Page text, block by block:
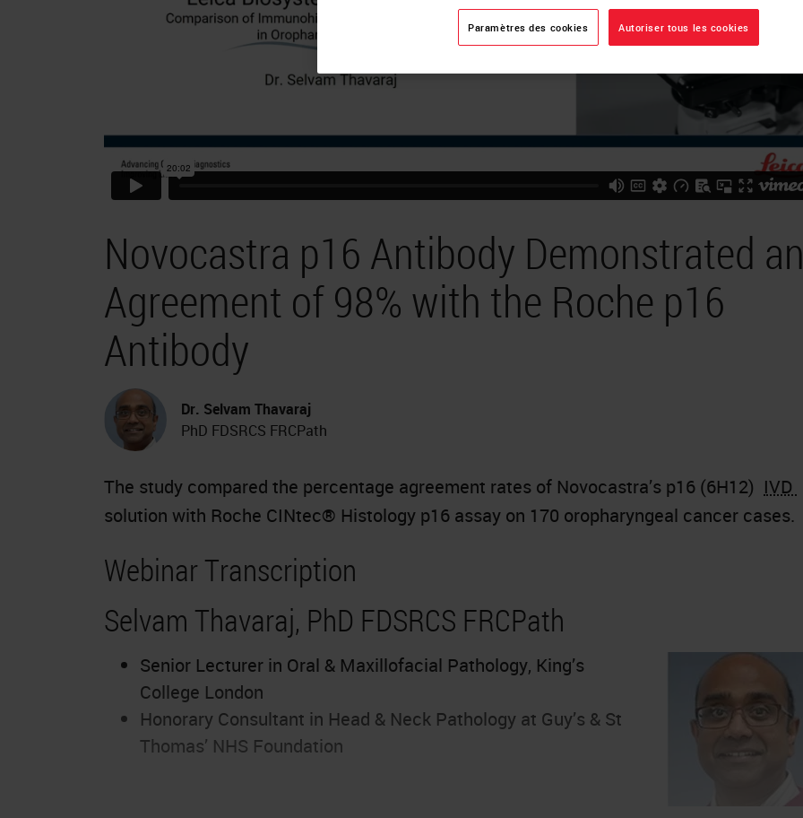
Novocastra p16 Antibody Demonstrated an
Agreement of 98% with the Roche p16
Antibody
Dr. Selvam Thavaraj
PhD FDSRCS FRCPath
The study compared the percentage agreement rates of Novocastra’s p16 (6H12) IVD
solution with Roche CINtec® Histology p16 assay on 170 oropharyngeal cancer cases.
Webinar Transcription
Selvam Thavaraj, PhD FDSRCS FRCPath
Senior Lecturer in Oral & Maxillofacial Pathology, King’s
College London
Honorary Consultant in Head & Neck Pathology at Guy’s & St
Thomas’ NHS Foundation
Paramètres des cookies Autoriser tous les cookies